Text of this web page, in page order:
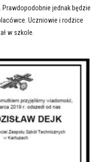
jednak będzie
Uczniowie i rodzice
w szkole.